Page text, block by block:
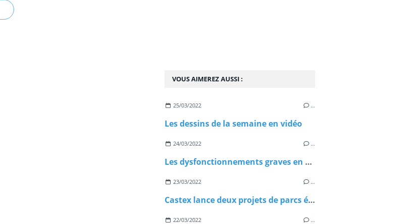
VOUS AIMEREZ AUSSI :
25/03/2022 …
Les dessins de la semaine en vidéo
24/03/2022 …
Les dysfonctionnements graves en EPHAD
23/03/2022 …
Castex lance deux projets de parcs éoliens flottants
22/03/2022 …